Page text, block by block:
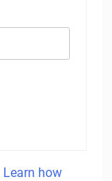
Learn how